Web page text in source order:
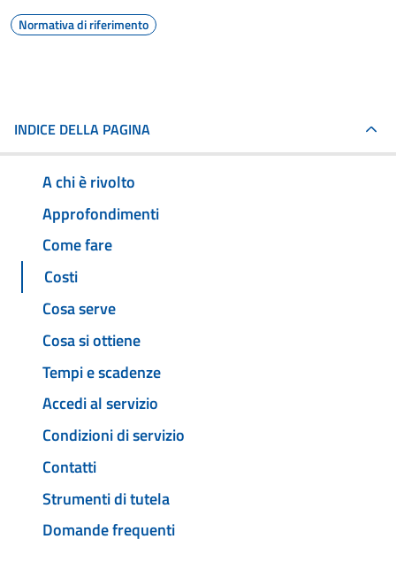
Normativa di riferimento
INDICE DELLA PAGINA
A chi è rivolto
Approfondimenti
Come fare
Costi
Cosa serve
Cosa si ottiene
Tempi e scadenze
Accedi al servizio
Condizioni di servizio
Contatti
Strumenti di tutela
Domande frequenti